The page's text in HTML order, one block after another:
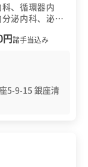
、循環器内
泌内科、泌尿
諸手当込み
5-9-15 銀座清